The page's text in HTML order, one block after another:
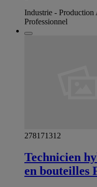
Industrie -
Professionnel
278171312
Technicien
en bouteilles